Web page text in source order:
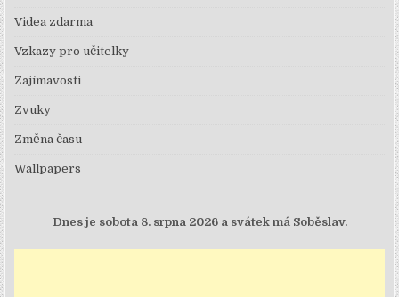
Videa zdarma
Vzkazy pro učitelky
Zajímavosti
Zvuky
Změna času
Wallpapers
Dnes je sobota 8. srpna 2026 a svátek má Soběslav.